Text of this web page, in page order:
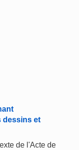
dessins et
de l'Acte de